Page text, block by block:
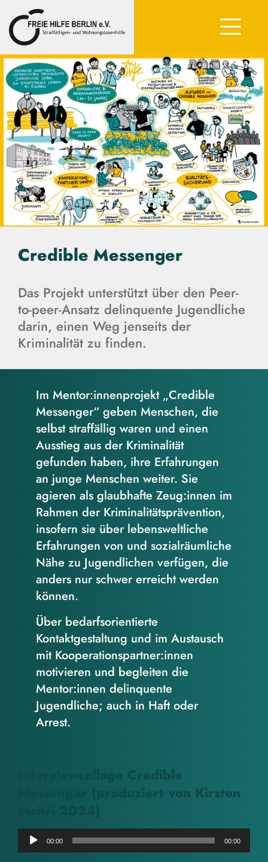
Credible Messenger
Das Projekt unterstützt über den Peer-
to-peer-Ansatz delinquente Jugendliche
darin, einen Weg jenseits der
Kriminalität zu finden.
Im Mentor:innenprojekt „Credible
Messenger“ geben Menschen, die
selbst straffällig waren und einen
Ausstieg aus der Kriminalität
gefunden haben, ihre Erfahrungen
an junge Menschen weiter. Sie
agieren als glaubhafte Zeug:innen im
Rahmen der Kriminalitätsprävention,
insofern sie über lebensweltliche
Erfahrungen von und sozialräumliche
Nähe zu Jugendlichen verfügen, die
anders nur schwer erreicht werden
können.
Über bedarfsorientierte
Kontaktgestaltung und im Austausch
mit Kooperationspartner:innen
motivieren und begleiten die
Mentor:innen delinquente
Jugendliche; auch in Haft oder
Arrest.
Interviewcollage Credible
Messenger (produziert von Kirsten
Audio-
Player
00:00 00:00